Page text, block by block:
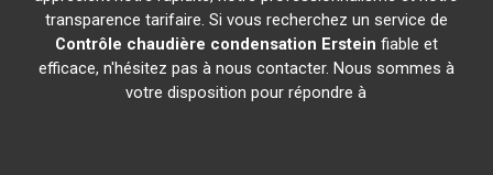
transparence tarifaire. Si vous recherchez un service de
Contrôle chaudière condensation Erstein fiable et
efficace, n'hésitez pas à nous contacter. Nous sommes à
votre disposition pour répondre à